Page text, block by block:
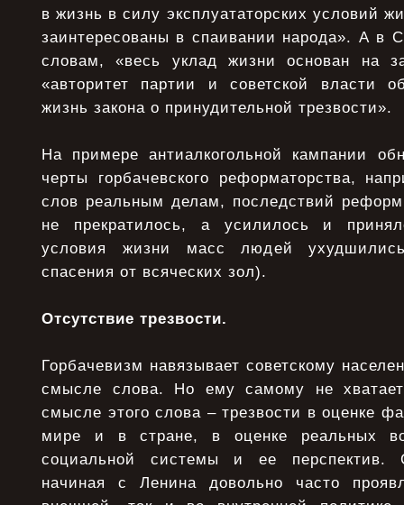
в жизнь в силу эксплуататорских условий
заинтересованы в спаивании народа». А в
словам, «весь уклад жизни основан на
«авторитет партии и советской власти
жизнь закона о принудительной трезвости».
На примере антиалкогольной кампании
черты горбачевского реформаторства,
слов реальным делам, последствий
не прекратилось, а усилилось и
условия жизни масс людей
спасения от всяческих зол).
Отсутствие трезвости.
Горбачевизм навязывает советскому
смысле слова. Но ему самому не
смысле этого слова – трезвости в оценке
мире и в стране, в оценке реальных
социальной системы и ее перспектив.
начиная с Ленина довольно часто